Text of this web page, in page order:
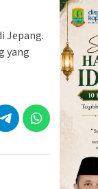
Jepang.
yang